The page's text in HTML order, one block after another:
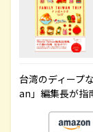
台湾のディープ
an」編集長が指